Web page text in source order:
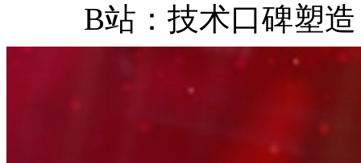
B站：技术口碑塑造